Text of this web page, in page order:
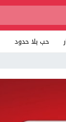
حب بلا حدود